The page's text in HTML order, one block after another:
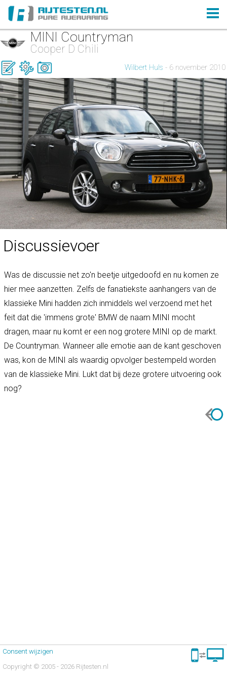
MINI Countryman
Cooper D Chili
Wilbert Huls - 6 november 2010
Discussievoer
Was de discussie net zo'n beetje uitgedoofd en nu komen ze
hier mee aanzetten. Zelfs de fanatiekste aanhangers van de
klassieke Mini hadden zich inmiddels wel verzoend met het
feit dat die 'immens grote' BMW de naam MINI mocht
dragen, maar nu komt er een nog grotere MINI op de markt.
De Countryman. Wanneer alle emotie aan de kant geschoven
was, kon de MINI als waardig opvolger bestempeld worden
van de klassieke Mini. Lukt dat bij deze grotere uitvoering ook
nog?
Consent wijzigen
Copyright © 2005 - 2026 Rijtesten.nl